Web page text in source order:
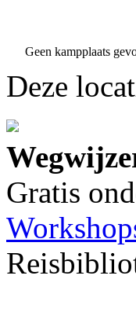
Geen kampplaats
Deze
Gratis